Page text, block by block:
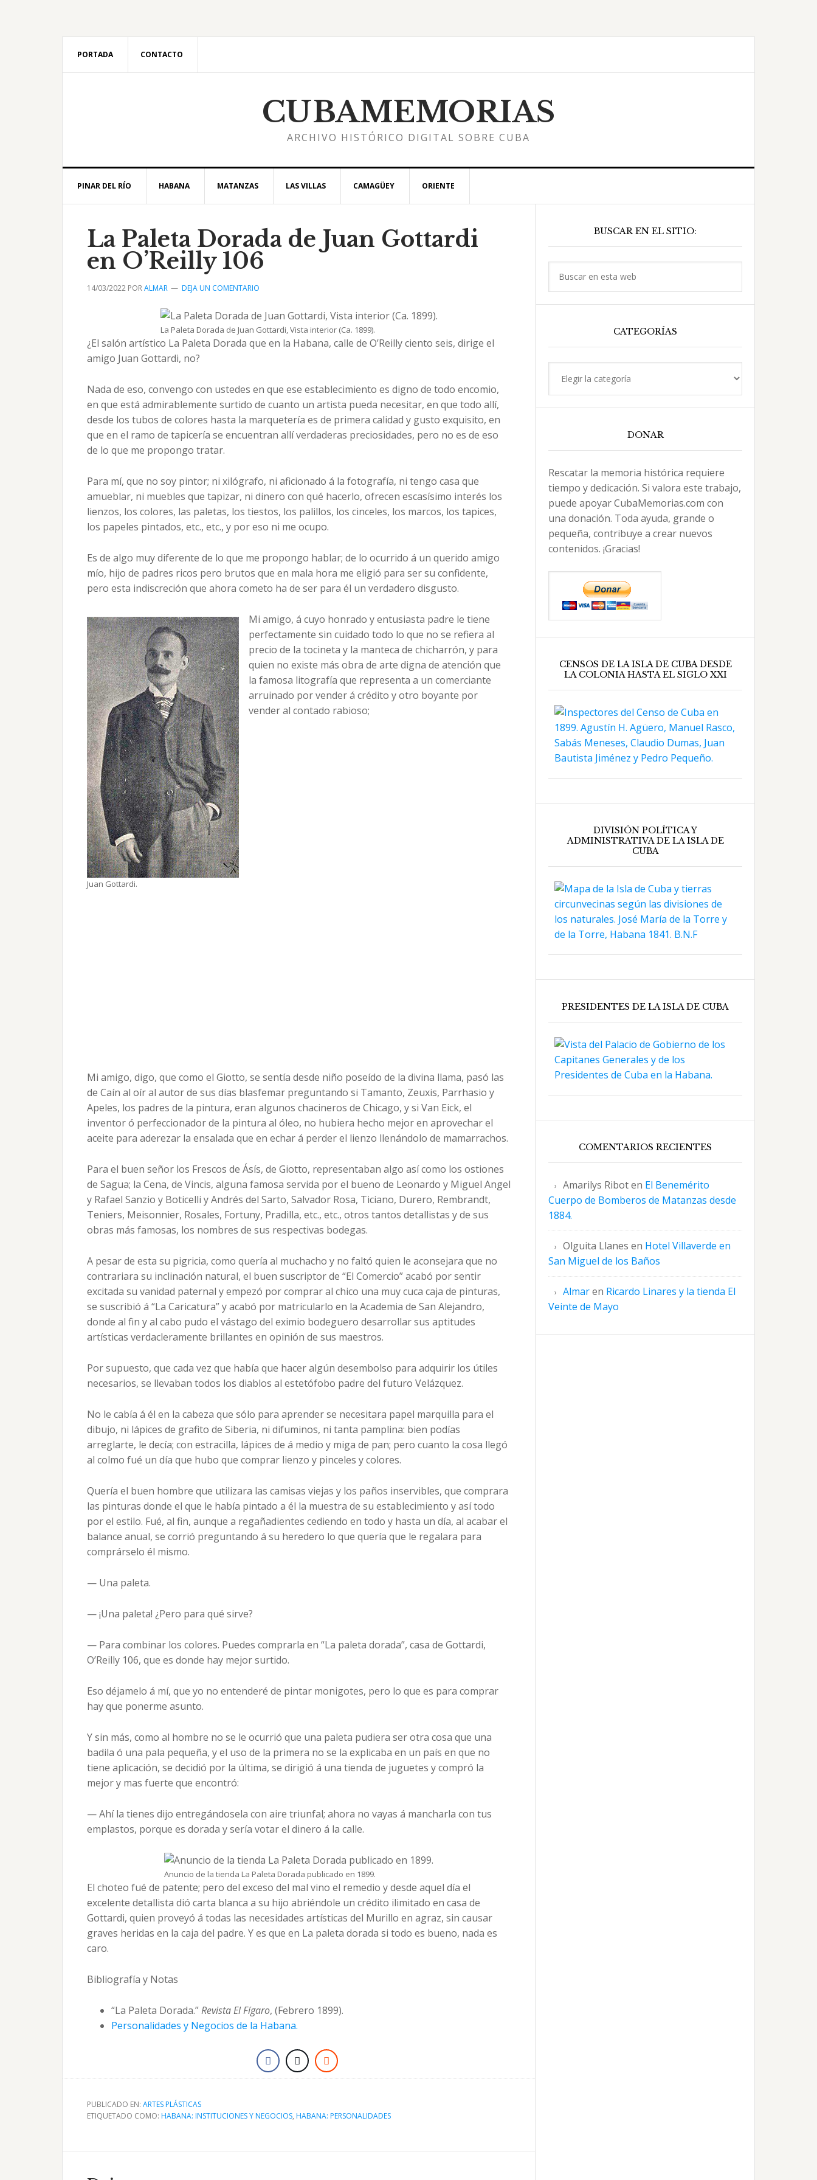
PORTADA CONTACTO
CUBAMEMORIAS
ARCHIVO HISTÓRICO DIGITAL SOBRE CUBA
PINAR DEL RÍO HABANA MATANZAS LAS VILLAS CAMAGÜEY ORIENTE
La Paleta Dorada de Juan Gottardi
en O’Reilly 106
14/03/2022 PORALMAR DEJA UN COMENTARIO
La Paleta Dorada de Juan Gottardi, Vista interior (Ca. 1899).
¿El salón artístico La Paleta Dorada que en la Habana, calle de O’Reilly ciento seis, dirige el
amigo Juan Gottardi, no?
Nada de eso, convengo con ustedes en que ese establecimiento es digno de todo encomio,
en que está admirablemente surtido de cuanto un artista pueda necesitar, en que todo allí,
desde los tubos de colores hasta la marquetería es de primera calidad y gusto exquisito, en
que en el ramo de tapicería se encuentran allí verdaderas preciosidades, pero no es de eso
de lo que me propongo tratar.
Para mí, que no soy pintor; ni xilógrafo, ni aficionado á la fotografía, ni tengo casa que
amueblar, ni muebles que tapizar, ni dinero con qué hacerlo, ofrecen escasísimo interés los
lienzos, los colores, las paletas, los tiestos, los palillos, los cinceles, los marcos, los tapices,
los papeles pintados, etc., etc., y por eso ni me ocupo.
Es de algo muy diferente de lo que me propongo hablar; de lo ocurrido á un querido amigo
mío, hijo de padres ricos pero brutos que en mala hora me eligió para ser su confidente,
pero esta indiscreción que ahora cometo ha de ser para él un verdadero disgusto.
Juan Gottardi.
Mi amigo, á cuyo honrado y entusiasta padre le tiene
perfectamente sin cuidado todo lo que no se refiera al
precio de la tocineta y la manteca de chicharrón, y para
quien no existe más obra de arte digna de atención que
la famosa litografía que representa a un comerciante
arruinado por vender á crédito y otro boyante por
vender al contado rabioso;
Mi amigo, digo, que como el Giotto, se sentía desde niño poseído de la divina llama, pasó las
de Caín al oír al autor de sus días blasfemar preguntando si Tamanto, Zeuxis, Parrhasio y
Apeles, los padres de la pintura, eran algunos chacineros de Chicago, y si Van Eick, el
inventor ó perfeccionador de la pintura al óleo, no hubiera hecho mejor en aprovechar el
aceite para aderezar la ensalada que en echar á perder el lienzo llenándolo de mamarrachos.
Para el buen señor los Frescos de Ásís, de Giotto, representaban algo así como los ostiones
de Sagua; la Cena, de Vincis, alguna famosa servida por el bueno de Leonardo y Miguel Angel
y Rafael Sanzio y Boticelli y Andrés del Sarto, Salvador Rosa, Ticiano, Durero, Rembrandt,
Teniers, Meisonnier, Rosales, Fortuny, Pradilla, etc., etc., otros tantos detallistas y de sus
obras más famosas, los nombres de sus respectivas bodegas.
A pesar de esta su pigricia, como quería al muchacho y no faltó quien le aconsejara que no
contrariara su inclinación natural, el buen suscriptor de “El Comercio” acabó por sentir
excitada su vanidad paternal y empezó por comprar al chico una muy cuca caja de pinturas,
se suscribió á “La Caricatura” y acabó por matricularlo en la Academia de San Alejandro,
donde al fin y al cabo pudo el vástago del eximio bodeguero desarrollar sus aptitudes
artísticas verdacleramente brillantes en opinión de sus maestros.
Por supuesto, que cada vez que había que hacer algún desembolso para adquirir los útiles
necesarios, se llevaban todos los diablos al estetófobo padre del futuro Velázquez.
No le cabía á él en la cabeza que sólo para aprender se necesitara papel marquilla para el
dibujo, ni lápices de grafito de Siberia, ni difuminos, ni tanta pamplina: bien podías
arreglarte, le decía; con estracilla, lápices de á medio y miga de pan; pero cuanto la cosa llegó
al colmo fué un día que hubo que comprar lienzo y pinceles y colores.
Quería el buen hombre que utilizara las camisas viejas y los paños inservibles, que comprara
las pinturas donde el que le había pintado a él la muestra de su establecimiento y así todo
por el estilo. Fué, al fin, aunque a regañadientes cediendo en todo y hasta un día, al acabar el
balance anual, se corrió preguntando á su heredero lo que quería que le regalara para
comprárselo él mismo.
— Una paleta.
— ¡Una paleta! ¿Pero para qué sirve?
— Para combinar los colores. Puedes comprarla en “La paleta dorada”, casa de Gottardi,
O’Reilly 106, que es donde hay mejor surtido.
Eso déjamelo á mí, que yo no entenderé de pintar monigotes, pero lo que es para comprar
hay que ponerme asunto.
Y sin más, como al hombre no se le ocurrió que una paleta pudiera ser otra cosa que una
badila ó una pala pequeña, y el uso de la primera no se la explicaba en un país en que no
tiene aplicación, se decidió por la última, se dirigió á una tienda de juguetes y compró la
mejor y mas fuerte que encontró:
— Ahí la tienes dijo entregándosela con aire triunfal; ahora no vayas á mancharla con tus
emplastos, porque es dorada y sería votar el dinero á la calle.
Anuncio de la tienda La Paleta Dorada publicado en 1899.
El choteo fué de patente; pero del exceso del mal vino el remedio y desde aquel día el
excelente detallista dió carta blanca a su hijo abriéndole un crédito ilimitado en casa de
Gottardi, quien proveyó á todas las necesidades artísticas del Murillo en agraz, sin causar
graves heridas en la caja del padre. Y es que en La paleta dorada si todo es bueno, nada es
caro.
Bibliografía y Notas
“La Paleta Dorada.”Revista El Fígaro, (Febrero 1899).
Personalidades y Negocios de la Habana.
PUBLICADO EN: ARTES PLÁSTICAS
ETIQUETADO COMO: HABANA: INSTITUCIONES Y NEGOCIOS, HABANA: PERSONALIDADES
lateral
principal
BUSCAR EN EL SITIO:
CATEGORÍAS
DONAR
Rescatar la memoria histórica requiere
tiempo y dedicación. Si valora este trabajo,
puede apoyar CubaMemorias.com con
una donación. Toda ayuda, grande o
pequeña, contribuye a crear nuevos
contenidos. ¡Gracias!
CENSOS DE LA ISLA DE CUBA DESDE
LA COLONIA HASTA EL SIGLO XXI
DIVISIÓN POLÍTICA Y
ADMINISTRATIVA DE LA ISLA DE
CUBA
PRESIDENTES DE LA ISLA DE CUBA
COMENTARIOS RECIENTES
Amarilys Riboten El Benemérito
Cuerpo de Bomberos de Matanzas desde
1884.
Olguita Llanes en Hotel Villaverde en
San Miguel de los Baños
Almaren Ricardo Linares y la tienda El
Veinte de Mayo